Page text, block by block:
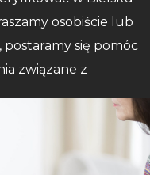
osobiście lub
się pomóc
związane z